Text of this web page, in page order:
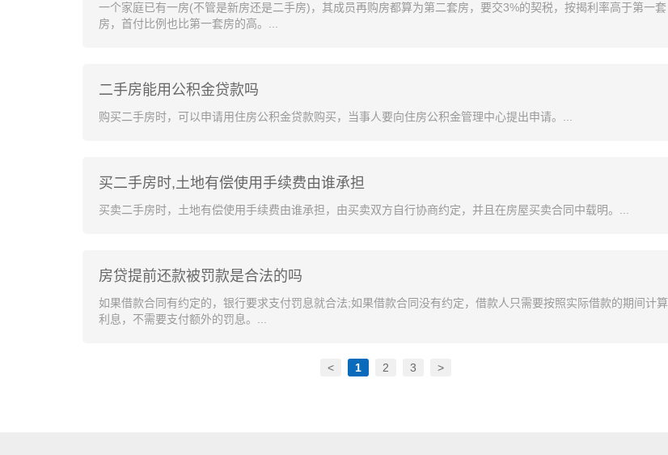
一个家庭已有一房(不管是新房还是二手房)，其成员再购房都算为第二套房，要交3%的契税，按揭利率高于第一套
房，首付比例也比第一套房的高。...
二手房能用公积金贷款吗
购买二手房时，可以申请用住房公积金贷款购买，当事人要向住房公积金管理中心提出申请。...
买二手房时,土地有偿使用手续费由谁承担
买卖二手房时，土地有偿使用手续费由谁承担，由买卖双方自行协商约定，并且在房屋买卖合同中载明。...
房贷提前还款被罚款是合法的吗
如果借款合同有约定的，银行要求支付罚息就合法;如果借款合同没有约定，借款人只需要按照实际借款的期间计算
利息，不需要支付额外的罚息。...
< 1 2 3 >